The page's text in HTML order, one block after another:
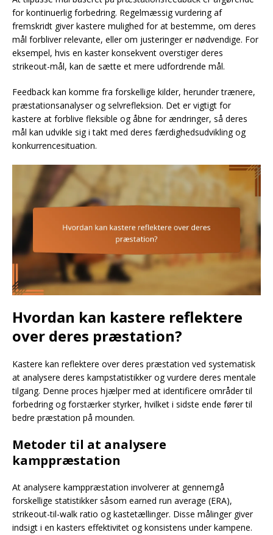
for kontinuerlig forbedring. Regelmæssig vurdering af
fremskridt giver kastere mulighed for at bestemme, om deres
mål forbliver relevante, eller om justeringer er nødvendige. For
eksempel, hvis en kaster konsekvent overstiger deres
strikeout-mål, kan de sætte et mere udfordrende mål.
Feedback kan komme fra forskellige kilder, herunder trænere,
præstationsanalyser og selvrefleksion. Det er vigtigt for
kastere at forblive fleksible og åbne for ændringer, så deres
mål kan udvikle sig i takt med deres færdighedsudvikling og
konkurrencesituation.
Hvordan kan kastere reflektere
over deres præstation?
Kastere kan reflektere over deres præstation ved systematisk
at analysere deres kampstatistikker og vurdere deres mentale
tilgang. Denne proces hjælper med at identificere områder til
forbedring og forstærker styrker, hvilket i sidste ende fører til
bedre præstation på mounden.
Metoder til at analysere
kamppræstation
At analysere kamppræstation involverer at gennemgå
forskellige statistikker såsom earned run average (ERA),
strikeout-til-walk ratio og kastetællinger. Disse målinger giver
indsigt i en kasters effektivitet og konsistens under kampene.